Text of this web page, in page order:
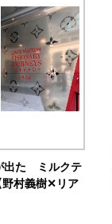
出た ミルクテ
村義樹✕リア